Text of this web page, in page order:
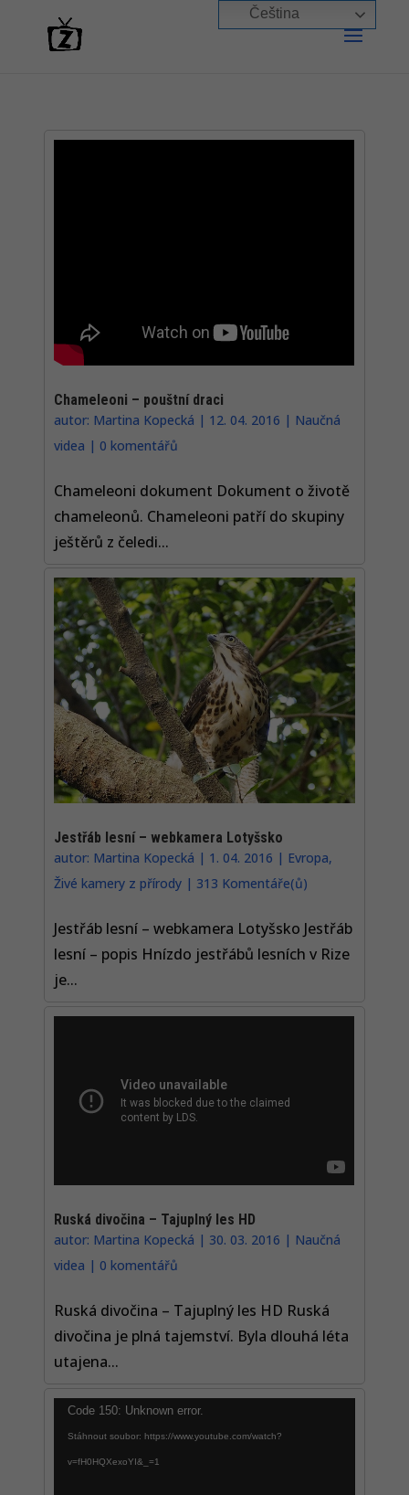
Chameleoni – pouštní draci
autor: Martina Kopecká | 12. 04. 2016 | Naučná
videa | 0 komentářů
Chameleoni dokument Dokument o životě
chameleonů. Chameleoni patří do skupiny
ještěrů z čeledi...
Jestřáb lesní – webkamera Lotyšsko
autor: Martina Kopecká | 1. 04. 2016 | Evropa,
Živé kamery z přírody | 313 Komentáře(ů)
Jestřáb lesní – webkamera Lotyšsko Jestřáb
lesní – popis Hnízdo jestřábů lesních v Rize
je...
Ruská divočina – Tajuplný les HD
autor: Martina Kopecká | 30. 03. 2016 | Naučná
videa | 0 komentářů
Ruská divočina – Tajuplný les HD Ruská
divočina je plná tajemství. Byla dlouhá léta
utajena...
Video
přehrávač
Code 150: Unknown error.
Stáhnout soubor: https://www.youtube.com/watch?
v=fH0HQXexoYI&_=1
Čeština‎